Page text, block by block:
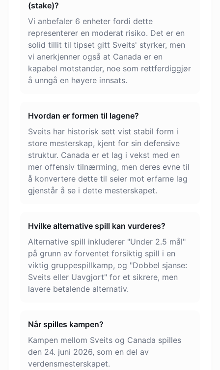
(stake)?
Vi anbefaler 6 enheter fordi dette
representerer en moderat risiko. Det er en
solid tillit til tipset gitt Sveits' styrker, men
vi anerkjenner også at Canada er en
kapabel motstander, noe som rettferdiggjør
å unngå en høyere innsats.
Hvordan er formen til lagene?
Sveits har historisk sett vist stabil form i
store mesterskap, kjent for sin defensive
struktur. Canada er et lag i vekst med en
mer offensiv tilnærming, men deres evne til
å konvertere dette til seier mot erfarne lag
gjenstår å se i dette mesterskapet.
Hvilke alternative spill kan vurderes?
Alternative spill inkluderer "Under 2.5 mål"
på grunn av forventet forsiktig spill i en
viktig gruppespillkamp, og "Dobbel sjanse:
Sveits eller Uavgjort" for et sikrere, men
lavere betalende alternativ.
Når spilles kampen?
Kampen mellom Sveits og Canada spilles
den 24. juni 2026, som en del av
verdensmesterskapet.